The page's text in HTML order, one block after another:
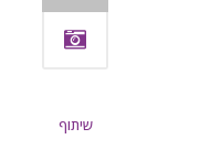
שיתוף